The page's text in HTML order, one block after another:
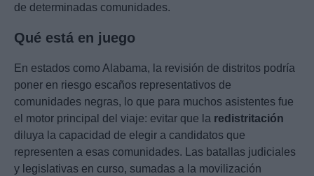
de determinadas comunidades.
Qué está en juego
En estados como Alabama, la revisión de distritos podría
poner en riesgo escaños representativos de
comunidades negras, lo que para muchos asistentes fue
el motor principal del viaje: evitar que la redistritación
diluya la capacidad de elegir a candidatos que
representen a esas comunidades. Las batallas judiciales
y legislativas en curso, sumadas a la movilización